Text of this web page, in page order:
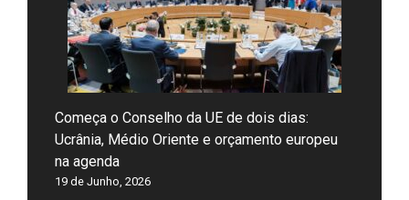
Começa o Conselho da UE de dois dias:
Ucrânia, Médio Oriente e orçamento europeu
na agenda
19 de Junho, 2026